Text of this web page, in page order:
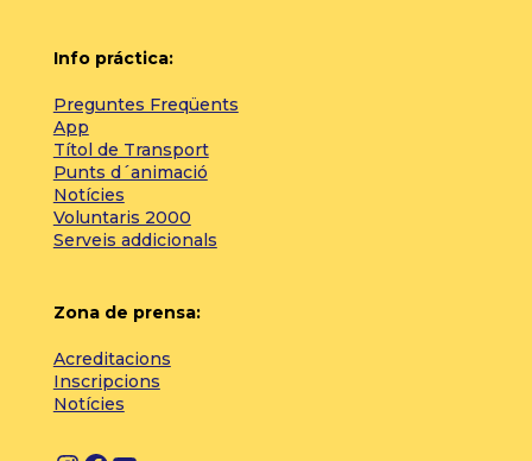
Info práctica:
Preguntes Freqüents
App
Títol de Transport
Punts d´animació
Notícies
Voluntaris 2000
Serveis addicionals
Zona de prensa:
Acreditacions
Inscripcions
Notícies